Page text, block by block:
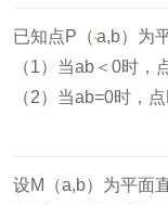
已知点P（ a,b）为
（1）当ab＜0时，
（2）当ab=0时，
设M（a,b）为平面